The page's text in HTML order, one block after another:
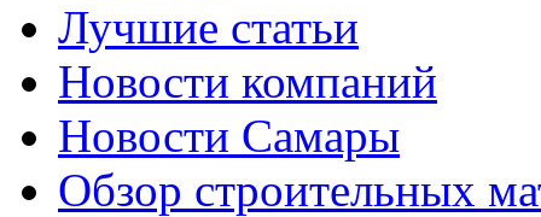
Лучшие статьи
Новости компаний
Новости Самары
Обзор строительных